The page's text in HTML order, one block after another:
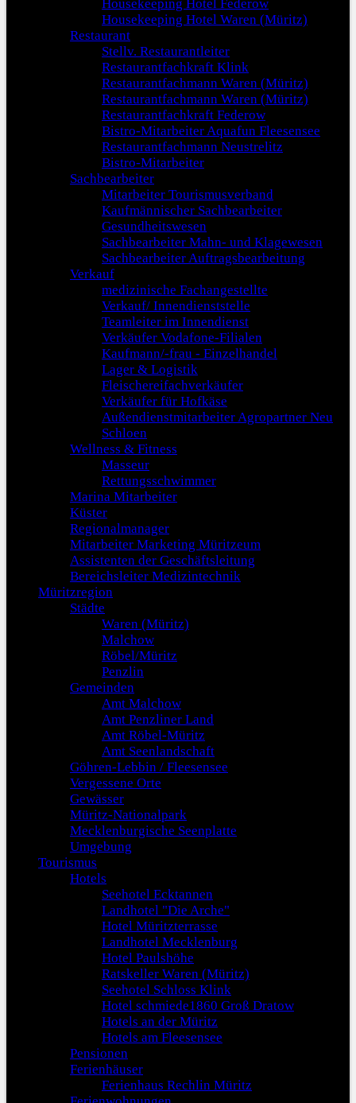
Housekeeping Hotel Federow
Housekeeping Hotel Waren (Müritz)
Restaurant
Stellv. Restaurantleiter
Restaurantfachkraft Klink
Restaurantfachmann Waren (Müritz)
Restaurantfachmann Waren (Müritz)
Restaurantfachkraft Federow
Bistro-Mitarbeiter Aquafun Fleesensee
Restaurantfachmann Neustrelitz
Bistro-Mitarbeiter
Sachbearbeiter
Mitarbeiter Tourismusverband
Kaufmännischer Sachbearbeiter
Gesundheitswesen
Sachbearbeiter Mahn- und Klagewesen
Sachbearbeiter Auftragsbearbeitung
Verkauf
medizinische Fachangestellte
Verkauf/ Innendienststelle
Teamleiter im Innendienst
Verkäufer Vodafone-Filialen
Kaufmann/-frau - Einzelhandel
Lager & Logistik
Fleischereifachverkäufer
Verkäufer für Hofkäse
Außendienstmitarbeiter Agropartner Neu
Schloen
Wellness & Fitness
Masseur
Rettungsschwimmer
Marina Mitarbeiter
Küster
Regionalmanager
Mitarbeiter Marketing Müritzeum
Assistenten der Geschäftsleitung
Bereichsleiter Medizintechnik
Müritzregion
Städte
Waren (Müritz)
Malchow
Röbel/Müritz
Penzlin
Gemeinden
Amt Malchow
Amt Penzliner Land
Amt Röbel-Müritz
Amt Seenlandschaft
Göhren-Lebbin / Fleesensee
Vergessene Orte
Gewässer
Müritz-Nationalpark
Mecklenburgische Seenplatte
Umgebung
Tourismus
Hotels
Seehotel Ecktannen
Landhotel "Die Arche"
Hotel Müritzterrasse
Landhotel Mecklenburg
Hotel Paulshöhe
Ratskeller Waren (Müritz)
Seehotel Schloss Klink
Hotel schmiede1860 Groß Dratow
Hotels an der Müritz
Hotels am Fleesensee
Pensionen
Ferienhäuser
Ferienhaus Rechlin Müritz